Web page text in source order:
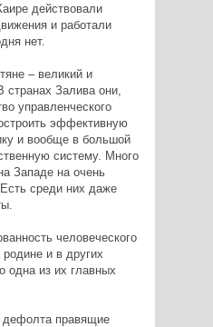
действовали
и работали
нет.
– великий и
Залива они,
управленческого
эффективную
и вообще в большой
систему. Много
Западе на очень
среди них даже
человеческого
и в других
одна из их главных
дефолта правящие